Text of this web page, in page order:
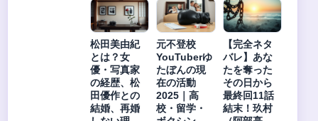
松田美由紀
とは？女
優・写真家
の経歴、松
田優作との
結婚、再婚
元不登校
YouTuberゆ
たぼんの現
在の活動
2025｜高
校・留学・
【完全ネタ
バレ】あな
たを奪った
その日から
最終回11話
結末！玖村